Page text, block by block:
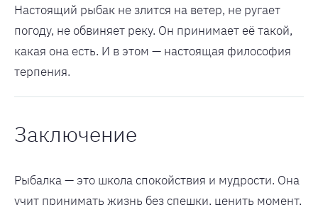
Настоящий рыбак не злится на ветер, не ругает
погоду, не обвиняет реку. Он принимает её такой,
какая она есть. И в этом — настоящая философия
терпения.
Заключение
Рыбалка — это школа спокойствия и мудрости. Она
учит принимать жизнь без спешки, ценить момент,